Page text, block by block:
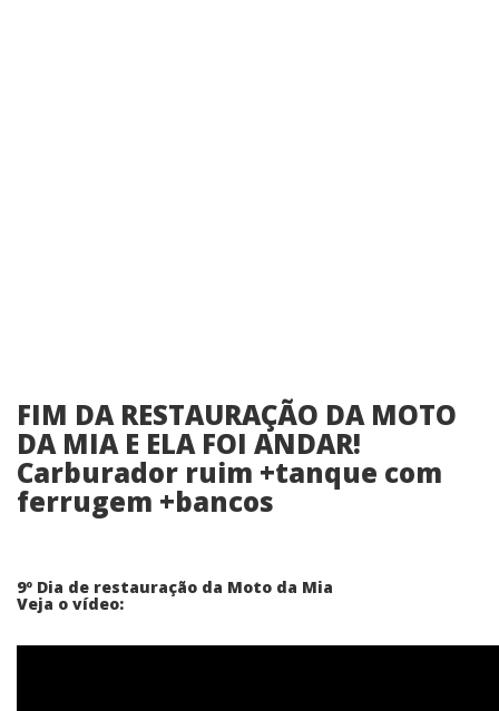
FIM DA RESTAURAÇÃO DA MOTO
DA MIA E ELA FOI ANDAR!
Carburador ruim +tanque com
ferrugem +bancos
9º Dia de restauração da Moto da Mia
Veja o vídeo: